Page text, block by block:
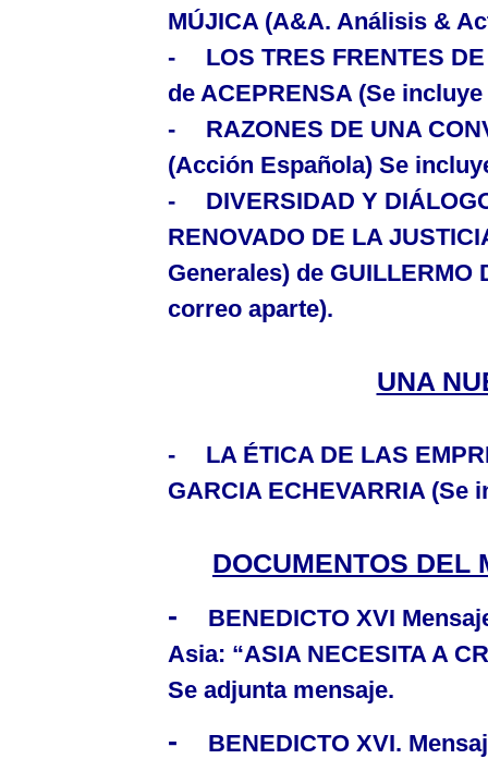
MÚJICA (A&A. Análisis &
-
LOS TRES FRENTES
de ACEPRENSA (Se
-
RAZONES DE UNA
(Acción Española) Se
-
DIVERSIDAD Y
RENOVADO DE LA
Generales) de GUILLERMO
correo aparte).
UNA
-
LA ÉTICA DE LAS
GARCIA ECHEVARRIA (Se
DOCUMENTOS DEL
- BENEDICTO XVI
Asia: “ASIA NECESITA A
Se adjunta mensaje.
- BENEDICTO XVI.